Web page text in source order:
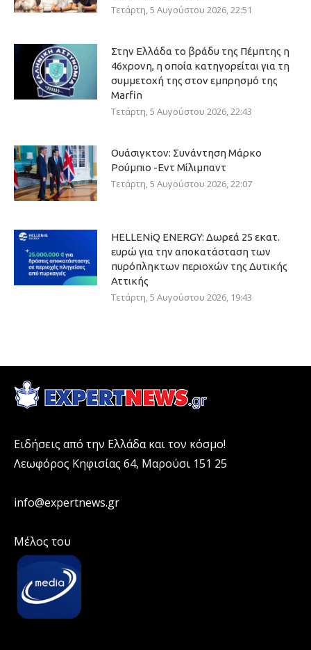
Τετάρτη, 5 Αυγούστου 2026, 22:51
Στην Ελλάδα το βράδυ της Πέμπτης η
46χρονη, η οποία κατηγορείται για τη
συμμετοχή της στον εμπρησμό της
Marfin
Τετάρτη, 5 Αυγούστου 2026, 22:43
Ουάσιγκτον: Συνάντηση Μάρκο
Ρούμπιο -Εντ Μίλιμπαντ
Τετάρτη, 5 Αυγούστου 2026, 22:07
HELLENiQ ENERGY: Δωρεά 25 εκατ.
ευρώ για την αποκατάσταση των
πυρόπληκτων περιοχών της Δυτικής
Αττικής
Τετάρτη, 5 Αυγούστου 2026, 19:43
Ειδήσεις από την Ελλάδα και τον κόσμο!
Λεωφόρος Κηφισίας 64, Μαρούσι 151 25
info@expertnews.gr
Μέλος του